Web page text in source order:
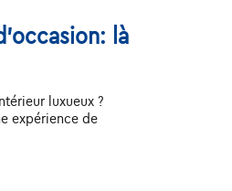
là
luxueux ?
expérience de